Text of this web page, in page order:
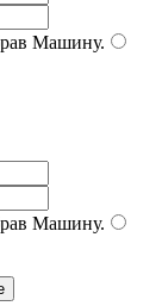
Машину.
Машину.